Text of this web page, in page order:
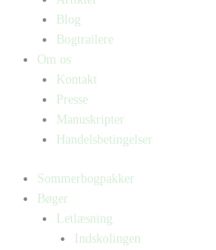
Blog
Bogtrailere
Om os
Kontakt
Presse
Manuskripter
Handelsbetingelser
Sommerbogpakker
Bøger
Letlæsning
Indskolingen